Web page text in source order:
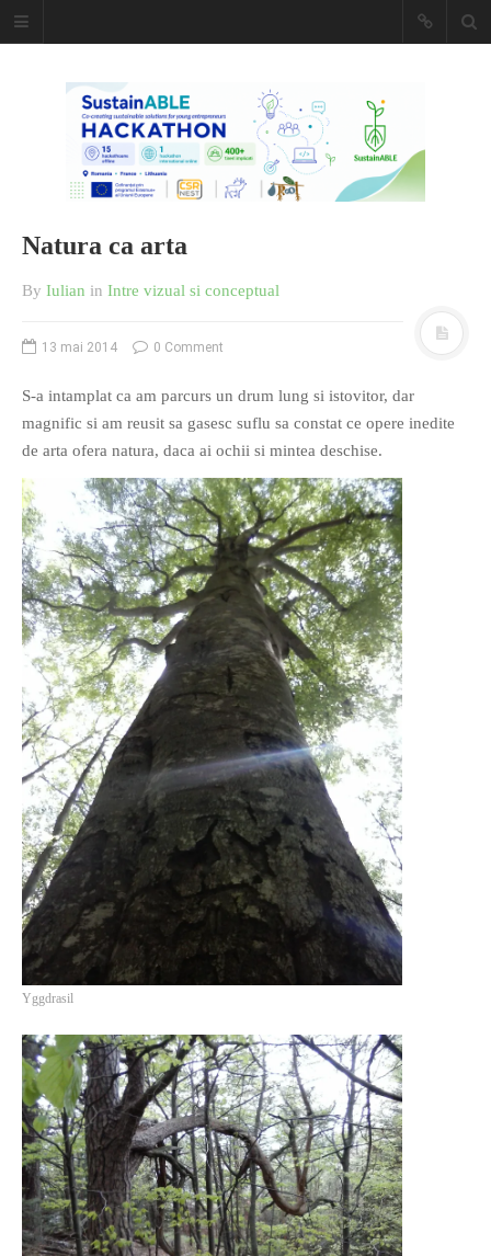
Caiet de
insemnari
DESCARCĂ!
O poveste in care sexul se
confunda cu dragostea,
cinismul cu idealismul si
poezia cu umorul.
DESCARCĂ!
If you like movies, words and
mind games, then this is the
book for you. Take the
challenge of creating your
own acrostics and describing
Natura ca arta
By Iulian in Intre vizual si conceptual
13 mai 2014 0 Comment
S-a intamplat ca am parcurs un drum lung si istovitor, dar
magnific si am reusit sa gasesc suflu sa constat ce opere inedite
de arta ofera natura, daca ai ochii si mintea deschise.
Yggdrasil